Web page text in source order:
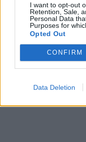
I want to opt-out
Retention, Sale,
Personal Data
Purposes for
Opted Out
CONFIRM
Data Deletion